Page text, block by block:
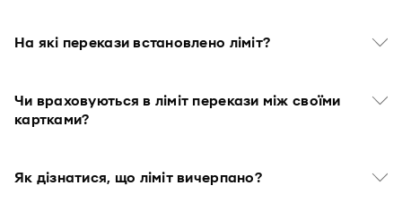
На які перекази встановлено ліміт?
Чи враховуються в ліміт перекази між своїми
картками?
Як дізнатися, що ліміт вичерпано?